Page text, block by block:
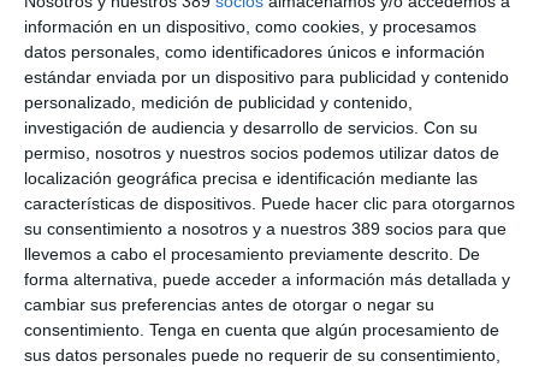
información en un dispositivo, como cookies, y procesamos
datos personales, como identificadores únicos e información
estándar enviada por un dispositivo para publicidad y contenido
personalizado, medición de publicidad y contenido,
investigación de audiencia y desarrollo de servicios. Con su
permiso, nosotros y nuestros socios podemos utilizar datos de
localización geográfica precisa e identificación mediante las
características de dispositivos. Puede hacer clic para otorgarnos
su consentimiento a nosotros y a nuestros 389 socios para que
llevemos a cabo el procesamiento previamente descrito. De
forma alternativa, puede acceder a información más detallada y
cambiar sus preferencias antes de otorgar o negar su
consentimiento. Tenga en cuenta que algún procesamiento de
sus datos personales puede no requerir de su consentimiento,
"extraer de las bases de datos de los corredores la mayor parte
de la información que se solicita en la DEC, lo que agiliza y
facilita enormemente el proceso de su cumplimentación".
Además, a través de un formulario online recogen la
información, no sólo de los colaboradores y prestadores de
servicios, también de empleados y de las actuaciones del
servicio de atención al cliente.
Según Diego Fernández, "nuestro programa permite extraer
gran parte de la información que se pide y, con nuestro sistema
de trabajo, conseguimos recopilar los datos necesarios de una
forma ágil y ordenada. El servicio incluye el asesoramiento y
seguimiento necesarios para cumplir con el plazo máximo
marcado. Recomendamos a todos los corredores y corredurías
que comiencen cuanto antes a hacer la DEC, ya que los
nuevos modelos que hay que rellenar contienen mucha más